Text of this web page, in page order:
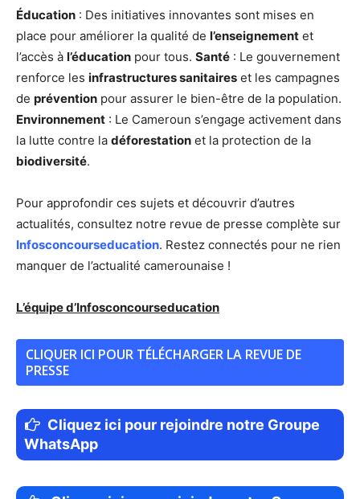
Éducation : Des initiatives innovantes sont mises en
place pour améliorer la qualité de l’enseignement et
l’accès à l’éducation pour tous. Santé : Le gouvernement
renforce les infrastructures sanitaires et les campagnes
de prévention pour assurer le bien-être de la population.
Environnement : Le Cameroun s’engage activement dans
la lutte contre la déforestation et la protection de la
biodiversité.
Pour approfondir ces sujets et découvrir d’autres
actualités, consultez notre revue de presse complète sur
Infosconcourseducation. Restez connectés pour ne rien
manquer de l’actualité camerounaise !
L’équipe d’Infosconcourseducation
CLIQUER ICI POUR TÉLÉCHARGER LA REVUE DE
PRESSE
Cliquez ici pour rejoindre notre Groupe
WhatsApp